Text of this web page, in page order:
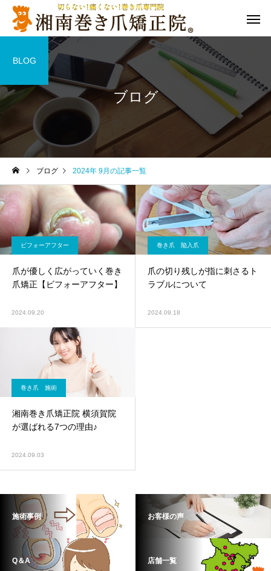
ブログ
BLOG
ブログ 2024年 9月の記事一覧
ビフォーアフター
爪が優しく広がっていく巻き
爪矯正【ビフォーアフター】
2024.09.20
巻き爪 陥入爪
爪の切り残しが指に刺さるト
ラブルについて
2024.09.18
巻き爪 施術
湘南巻き爪矯正院 横須賀院
が選ばれる7つの理由♪
2024.09.03
施術事例 お客様の声
Q＆A 店舗一覧